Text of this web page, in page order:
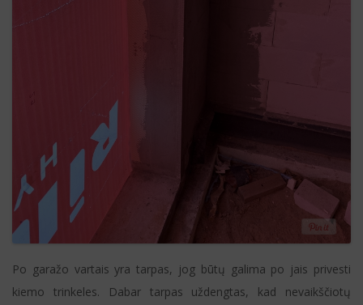
Po garažo vartais yra tarpas, jog būtų galima po jais privesti
kiemo trinkeles. Dabar tarpas uždengtas, kad nevaikščiotų